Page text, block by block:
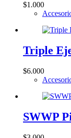
$1.000
Triple
$6.000
SWWP